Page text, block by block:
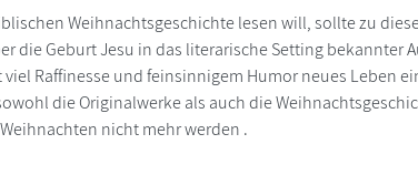
Weihnachtsgeschichte lesen will, sollte zu
die Geburt Jesu in das literarische Setting bekannter
Raffinesse und feinsinnigem Humor neues Leben
die Originalwerke als auch die
nicht mehr werden .